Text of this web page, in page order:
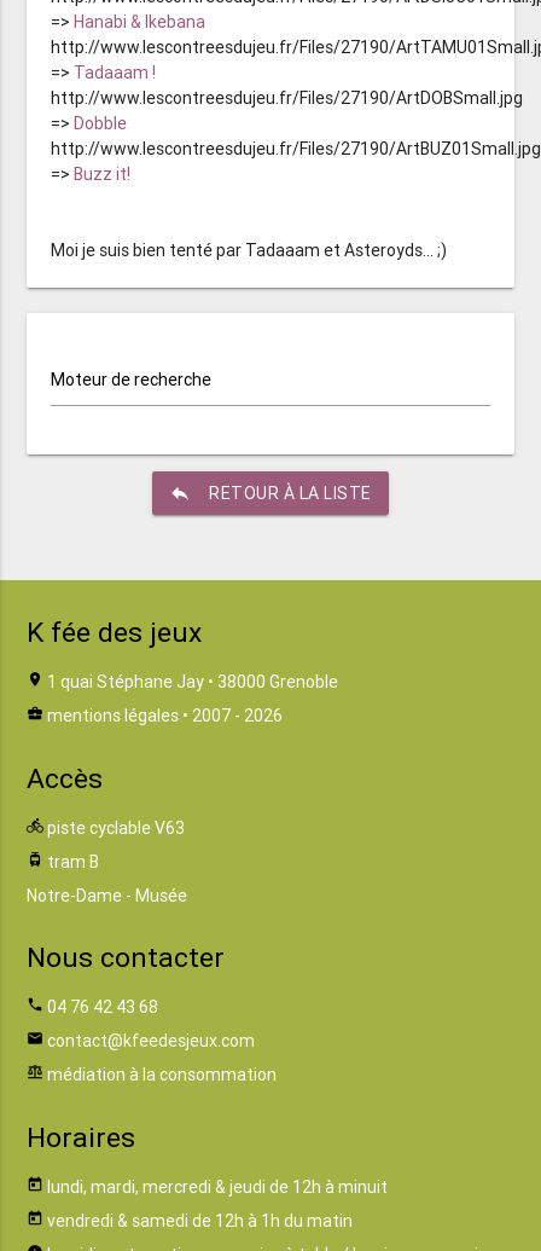
=>Hanabi & Ikebana
http://www.lescontreesdujeu.fr/Files/27190/
=> Tadaaam !
http://www.lescontreesdujeu.fr/Files/27190/ArtDOBSmall.jpg
=>Dobble
http://www.lescontreesdujeu.fr/Files/27190/ArtBUZ01Small.jpg
=>Buzz it!
Moi je suis bien tenté par Tadaaam et Asteroyds... ;)
Moteur de recherche
reply RETOUR À LA LISTE
K fée des jeux
location_on 1 quai Stéphane Jay • 38000 Grenoble
business_center mentions légales • 2007 - 2026
Accès
directions_bike piste cyclable V63
tram tram B
Notre-Dame - Musée
Nous contacter
phone 04 76 42 43 68
email contact@kfeedesjeux.com
balance médiation à la consommation
Horaires
today lundi, mardi, mercredi & jeudi de 12h à minuit
today vendredi & samedi de 12h à 1h du matin